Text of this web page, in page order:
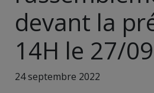
devant la
14H le 27/09
24 septembre 2022